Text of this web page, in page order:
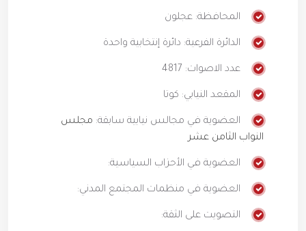
المحافظة: عجلون
الدائرة الفرعية: دائرة إنتخابية واحدة
عدد الاصوات: 4817
المقعد النيابي: كوتا
العضوية في مجالس نيابية سابقة: مجلس
النواب الثامن عشر
العضوية في الأحزاب السياسية:
العضوية في منظمات المجتمع المدني:
التصويت على الثقة: